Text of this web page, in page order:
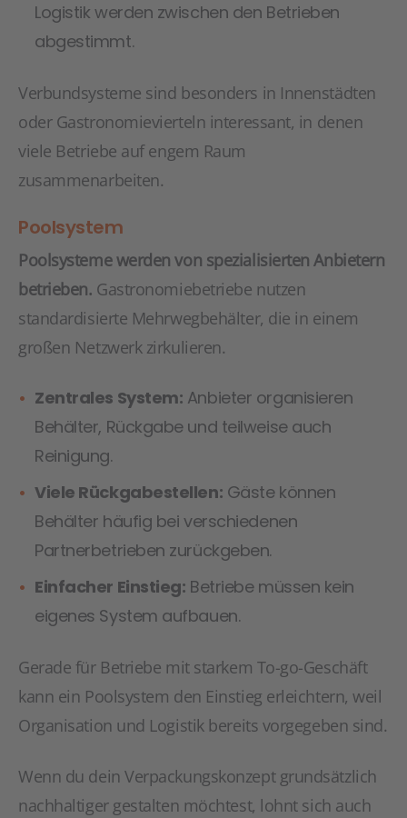
Logistik werden zwischen den Betrieben
abgestimmt.
Verbundsysteme sind besonders in Innenstädten
oder Gastronomievierteln interessant, in denen
viele Betriebe auf engem Raum
zusammenarbeiten.
Poolsystem
Poolsysteme werden von spezialisierten Anbietern
betrieben. Gastronomiebetriebe nutzen
standardisierte Mehrwegbehälter, die in einem
großen Netzwerk zirkulieren.
Zentrales System: Anbieter organisieren
Behälter, Rückgabe und teilweise auch
Reinigung.
Viele Rückgabestellen: Gäste können
Behälter häufig bei verschiedenen
Partnerbetrieben zurückgeben.
Einfacher Einstieg: Betriebe müssen kein
eigenes System aufbauen.
Gerade für Betriebe mit starkem To-go-Geschäft
kann ein Poolsystem den Einstieg erleichtern, weil
Organisation und Logistik bereits vorgegeben sind.
Wenn du dein Verpackungskonzept grundsätzlich
nachhaltiger gestalten möchtest, lohnt sich auch